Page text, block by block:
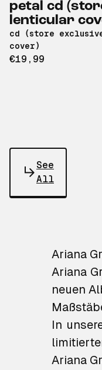
petal cd
lenticular
cd (store
cover)
€19,99
See
All
Ariana
Ariana
neuen
In
Ariana